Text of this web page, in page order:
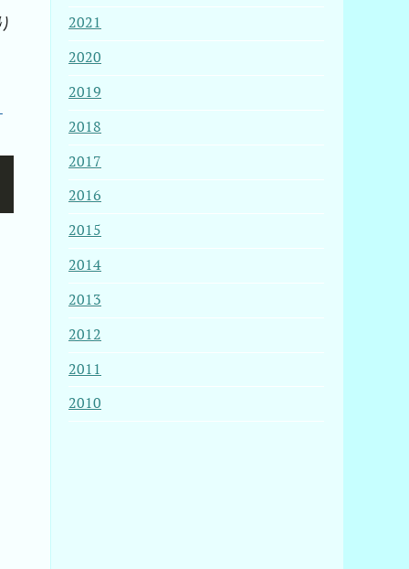
2021
2020
2019
2018
2017
2016
2015
2014
2013
2012
2011
2010